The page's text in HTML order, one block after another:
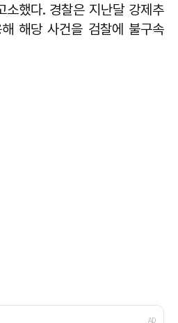
소했다. 경찰은 지난달 강제추
해당 사건을 검찰에 불구속